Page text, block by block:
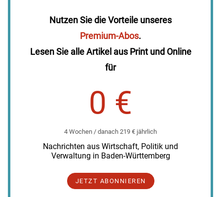
Nutzen Sie die Vorteile unseres
Premium-Abos.
Lesen Sie alle Artikel aus Print und Online
für
0 €
4 Wochen / danach 219 € jährlich
Nachrichten aus Wirtschaft, Politik und
Verwaltung in Baden-Württemberg
JETZT ABONNIEREN